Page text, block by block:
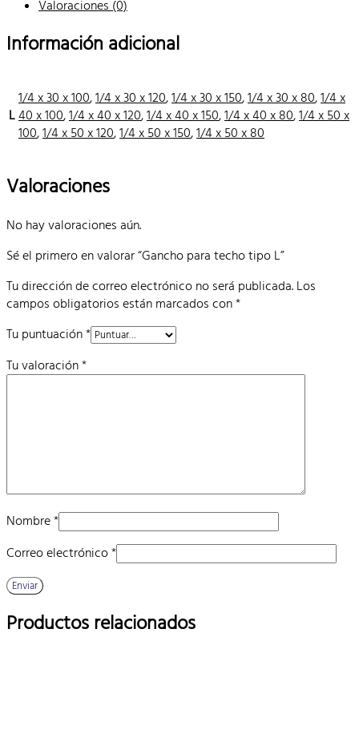
Valoraciones (0)
Información adicional
L
1/4 x 30 x 100,1/4 x 30 x 120,1/4 x 30 x 150,1/4 x 30 x 80,1/4 x
40 x 100,1/4 x 40 x 120,1/4 x 40 x 150,1/4 x 40 x 80,1/4 x 50 x
100,1/4 x 50 x 120,1/4 x 50 x 150,1/4 x 50 x 80
Valoraciones
No hay valoraciones aún.
Sé el primero en valorar “Gancho para techo tipo L”
Tu dirección de correo electrónico no será publicada. Los
campos obligatorios están marcados con*
Tu puntuación*
Tu valoración*
Nombre*
Correo electrónico*
Productos relacionados